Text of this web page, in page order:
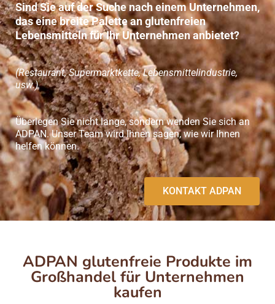
Sind Sie auf der Suche nach einem Unternehmen,
das eine breite Palette an glutenfreien
Lebensmitteln für Ihr Unternehmen anbietet?
(Restaurant, Supermarktkette, Lebensmittelindustrie,
usw.)
Überlegen Sie nicht lange, sondern wenden Sie sich an
ADPAN. Unser Team wird Ihnen sagen, wie wir Ihnen
helfen können.
KONTAKT ADPAN
ADPAN glutenfreie Produkte im
Großhandel für Unternehmen
kaufen